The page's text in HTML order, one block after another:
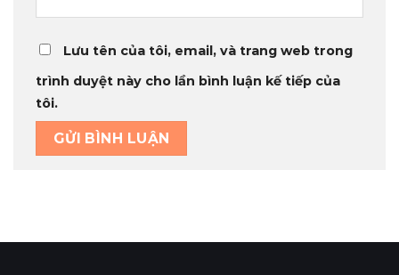
Lưu tên của tôi, email, và trang web trong
trình duyệt này cho lần bình luận kế tiếp của
tôi.